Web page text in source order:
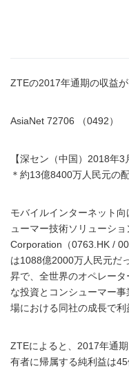
ZTEの2017年通期の収益
AsiaNet 72706 （0492）
【深セン（中国）2018年
＊約13億8400万人民元の
モバイルインターネット
ューマー技術ソリューシ
Corporation（0763.HK /
は1088億2000万人民元だ
昇で、全世界のオペレー
な投資とコンシューマー
場における同社の成長で利
ZTEによると、2017年通
有者に帰属する純利益は